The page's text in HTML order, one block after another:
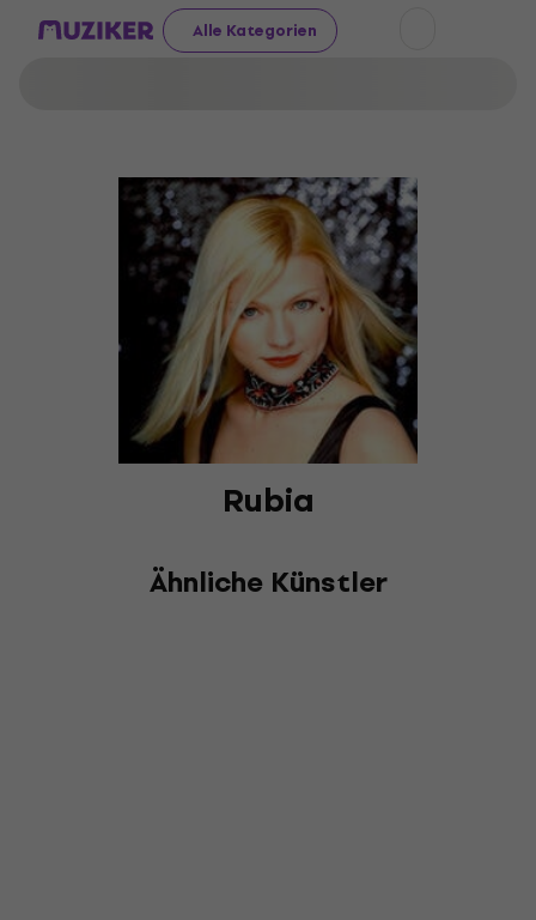
Alle Kategorien
Rubia
Ähnliche Künstler